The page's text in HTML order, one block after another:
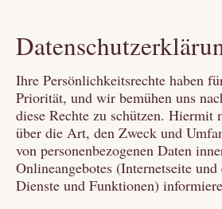
Ihre Persönlichkeitsrechte haben
Priorität, und wir bemühen uns
diese Rechte zu schützen. Hiermit
über die Art, den Zweck und
von personenbezogenen Daten
Onlineangebotes (Internetseite und
Dienste und Funktionen)